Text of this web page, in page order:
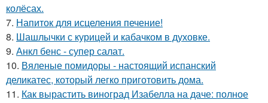
колёсах.
7. Напиток для исцеления печение!
8. Шашлычки с курицей и кабачком в духовке.
9. Анкл бенс - супер салат.
10. Вяленые помидоры - настоящий испанский
деликатес, который легко приготовить дома.
11. Как вырастить виноград Изабелла на даче: полное